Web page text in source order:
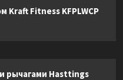
Fitness KFPLWCP
рычагами Hasttings